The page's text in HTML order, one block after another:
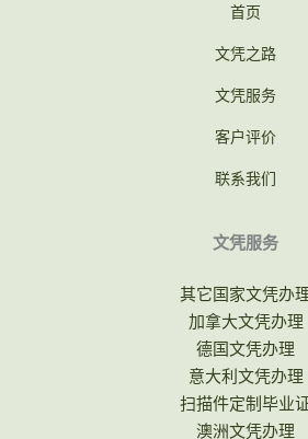
首页
文凭之路
文凭服务
客户评价
联系我们
文凭服务
其它国家文凭办
加拿大文凭办理
德国文凭办理
意大利文凭办理
扫描件定制毕业
澳洲文凭办理